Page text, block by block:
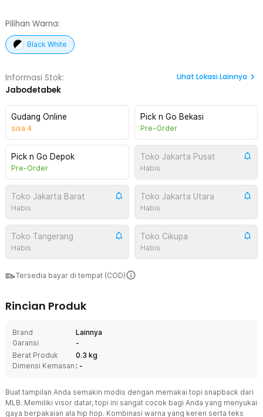
Pilihan Warna:
Black White
Informasi Stok:
Jabodetabek
Lihat Lokasi Lainnya
Gudang Online
sisa 4
Pick n Go Bekasi
Pre-Order
Pick n Go Depok
Pre-Order
Toko Jakarta Pusat
Habis
Toko Jakarta Barat
Habis
Toko Jakarta Utara
Habis
Toko Tangerang
Habis
Toko Cikupa
Habis
Tersedia bayar di tempat (COD)
Rincian Produk
Brand
Lainnya
Garansi
-
Berat Produk
0.3 kg
Dimensi Kemasan : -
Buat tampilan Anda semakin modis dengan memakai topi snapback dari
MLB. Memiliki visor datar, topi ini sangat cocok bagi Anda yang menyukai
gaya berpakaian ala hip hop. Kombinasi warna yang keren serta teks